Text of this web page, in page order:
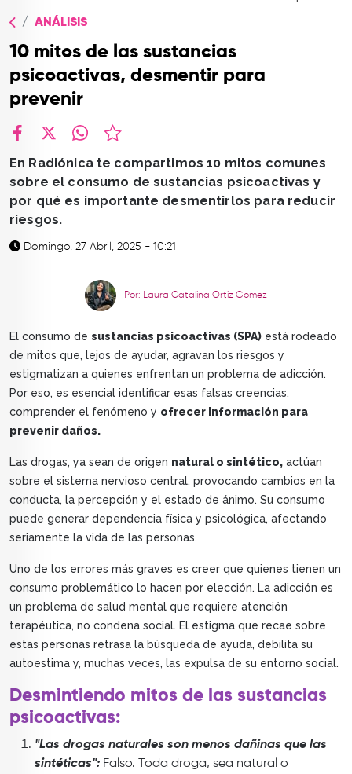
CONTACTO
ANÁLISIS
10 mitos de las sustancias
psicoactivas, desmentir para
prevenir
En Radiónica te compartimos 10 mitos comunes
sobre el consumo de sustancias psicoactivas y
por qué es importante desmentirlos para reducir
riesgos.
Domingo, 27 Abril, 2025 - 10:21
Por: Laura Catalina Ortiz Gomez
El consumo de sustancias psicoactivas (SPA) está rodeado
de mitos que, lejos de ayudar, agravan los riesgos y
estigmatizan a quienes enfrentan un problema de adicción.
Por eso, es esencial identificar esas falsas creencias,
comprender el fenómeno y ofrecer información para
prevenir daños.
Las drogas, ya sean de origen natural o sintético, actúan
sobre el sistema nervioso central, provocando cambios en la
conducta, la percepción y el estado de ánimo. Su consumo
puede generar dependencia física y psicológica, afectando
seriamente la vida de las personas.
Uno de los errores más graves es creer que quienes tienen un
consumo problemático lo hacen por elección. La adicción es
un problema de salud mental que requiere atención
terapéutica, no condena social. El estigma que recae sobre
estas personas retrasa la búsqueda de ayuda, debilita su
autoestima y, muchas veces, las expulsa de su entorno social.
Desmintiendo mitos de las sustancias
psicoactivas:
"Las drogas naturales son menos dañinas que las
sintéticas": Falso. Toda droga, sea natural o